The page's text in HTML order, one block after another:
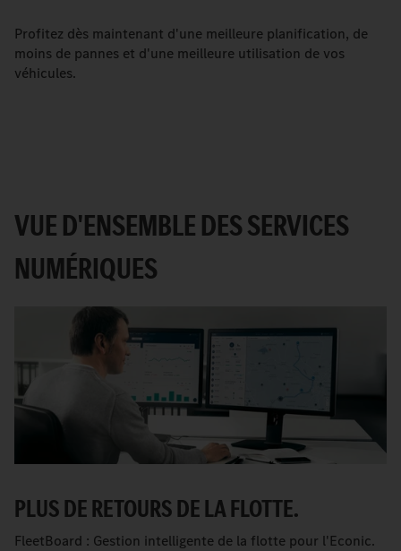
Profitez dès maintenant d'une meilleure planification, de
moins de pannes et d'une meilleure utilisation de vos
véhicules.
VUE D'ENSEMBLE DES SERVICES
NUMÉRIQUES
PLUS DE RETOURS DE LA FLOTTE.
FleetBoard : Gestion intelligente de la flotte pour l'Econic.